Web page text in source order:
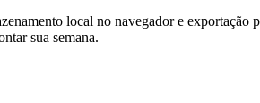
local no navegador e
sua semana.